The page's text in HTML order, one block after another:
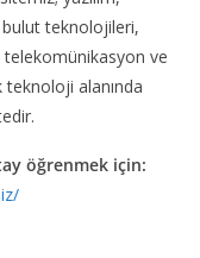
teknolojileri,
ve
alanında
öğrenmek için: